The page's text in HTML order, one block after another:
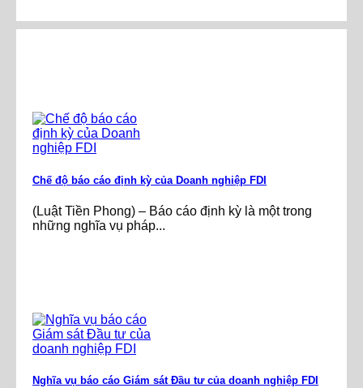
Chế độ báo cáo định kỳ của Doanh nghiệp FDI
(Luật Tiền Phong) – Báo cáo định kỳ là một trong
những nghĩa vụ pháp...
Nghĩa vụ báo cáo Giám sát Đầu tư của doanh nghiệp FDI